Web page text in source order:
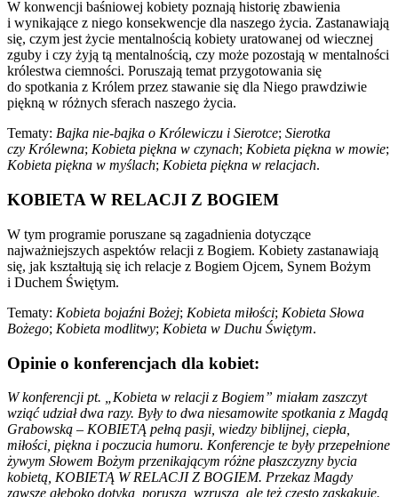
W konwencji baśniowej kobiety poznają historię zbawienia
i wynikające z niego konsekwencje dla naszego życia. Zastanawiają
się, czym jest życie mentalnością kobiety uratowanej od wiecznej
zguby i czy żyją tą mentalnością, czy może pozostają w mentalności
królestwa ciemności. Poruszają temat przygotowania się
do spotkania z Królem przez stawanie się dla Niego prawdziwie
piękną w różnych sferach naszego życia.
Tematy: Bajka nie-bajka o Królewiczu i Sierotce; Sierotka
czy Królewna; Kobieta piękna w czynach; Kobieta piękna w mowie;
Kobieta piękna w myślach; Kobieta piękna w relacjach.
KOBIETA W RELACJI Z BOGIEM
W tym programie poruszane są zagadnienia dotyczące
najważniejszych aspektów relacji z Bogiem. Kobiety zastanawiają
się, jak kształtują się ich relacje z Bogiem Ojcem, Synem Bożym
i Duchem Świętym.
Tematy: Kobieta bojaźni Bożej; Kobieta miłości; Kobieta Słowa
Bożego; Kobieta modlitwy; Kobieta w Duchu Świętym.
Opinie o konferencjach dla kobiet:
W konferencji pt. „Kobieta w relacji z Bogiem” miałam zaszczyt
wziąć udział dwa razy. Były to dwa niesamowite spotkania z Magdą
Grabowską – KOBIETĄ pełną pasji, wiedzy biblijnej, ciepła,
miłości, piękna i poczucia humoru. Konferencje te były przepełnione
żywym Słowem Bożym przenikającym różne płaszczyzny bycia
kobietą, KOBIETĄ W RELACJI Z BOGIEM. Przekaz Magdy
zawsze głęboko dotyka, porusza, wzrusza, ale też często zaskakuje.